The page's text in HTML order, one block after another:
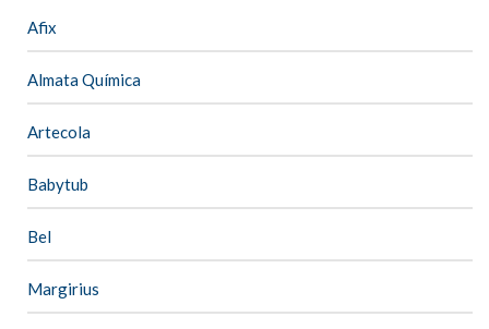
Afix
Almata Química
Artecola
Babytub
Bel
Margirius